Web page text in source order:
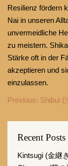
Resilienz fördern
Nai in unseren
unvermeidliche
zu meistern.
Stärke oft in der
akzeptieren und
einzulassen.
Previous: Shibui (
Recent Posts
Kintsugi (金継